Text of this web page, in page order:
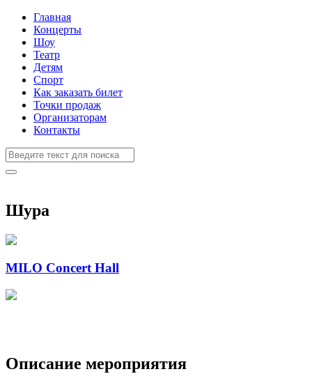
Главная
Концерты
Шоу
Театр
Детям
Спорт
Как заказать билет
Точки продаж
Организаторам
Контакты
Шура
MILO Concert Hall
Описание мероприятия